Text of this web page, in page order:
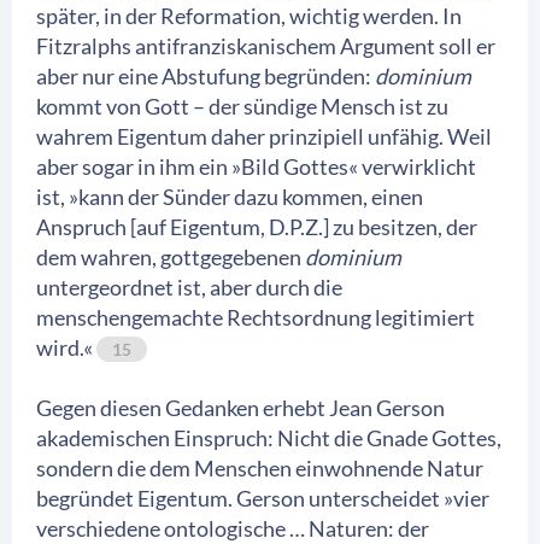
später, in der Reformation, wichtig werden. In
Fitzralphs antifranziskanischem Argument soll er
aber nur eine Abstufung begründen: dominium
kommt von Gott – der sündige Mensch ist zu
wahrem Eigentum daher prinzipiell unfähig. Weil
aber sogar in ihm ein »Bild Gottes« verwirklicht
ist, »kann der Sünder dazu kommen, einen
Anspruch [auf Eigentum, D.P.Z.] zu besitzen, der
dem wahren, gottgegebenen dominium
untergeordnet ist, aber durch die
menschengemachte Rechtsordnung legitimiert
wird.«
15
Gegen diesen Gedanken erhebt Jean Gerson
akademischen Einspruch: Nicht die Gnade Gottes,
sondern die dem Menschen einwohnende Natur
begründet Eigentum. Gerson unterscheidet »vier
verschiedene ontologische … Naturen: der